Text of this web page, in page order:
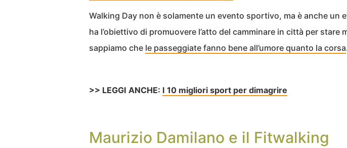
Walking Day non è solamente un evento sportivo, ma è anche un
ha l’obiettivo di promuovere l’atto del camminare in città per stare
sappiamo che le passeggiate fanno bene all’umore quanto la corsa
>> LEGGI ANCHE: I 10 migliori sport per dimagrire
Maurizio Damilano e il Fitwalking